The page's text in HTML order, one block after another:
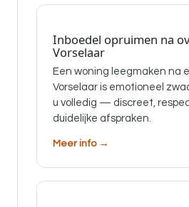
Inboedel opruimen na
Vorselaar
Een woning leegmaken na
Vorselaar is emotioneel
u volledig — discreet,
duidelijke afspraken.
Meer info →